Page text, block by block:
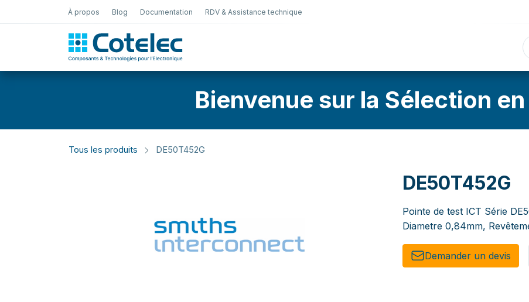
À propos Blog Documentation RDV & Assistance technique
Sélection en ligne
Bienvenue sur la Sélection
Tous les produits DE50T452G
DE50T452G
Pointe de test ICT Série
Diametre 0,84mm,
Demander un de​​vis​​